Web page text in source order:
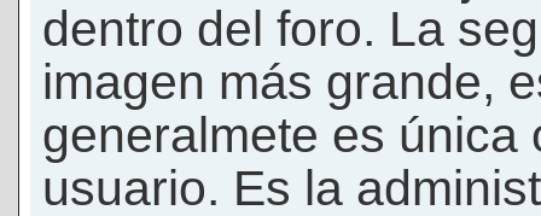
dentro del foro. La
imagen más grande,
generalmete es única
usuario. Es la